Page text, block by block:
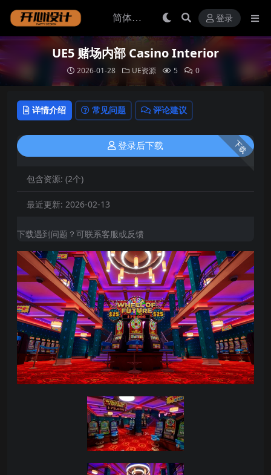
登录
UE5 赌场内部 Casino Interior
2026-01-28 UE资源 5 0
详情介绍 常见问题 评论建议
下载
登录后下载
包含资源: (2个)
最近更新: 2026-02-13
下载遇到问题？可联系客服或反馈